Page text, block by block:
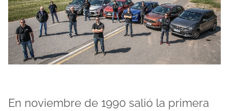
En noviembre de 1990 salió la primera